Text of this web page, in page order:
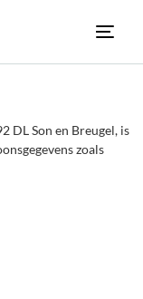
DL Son en Breugel, is
zoals